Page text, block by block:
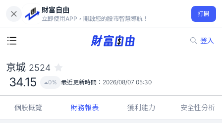
財富自由
立即使用APP，開啟您的股市智慧導航！
打開
登入
34.15
0%
京城 2524
34.15 0% 最近更新時間： 2026/08/07 05:30
個股概覽 財務報表 獲利能力 安全性分析